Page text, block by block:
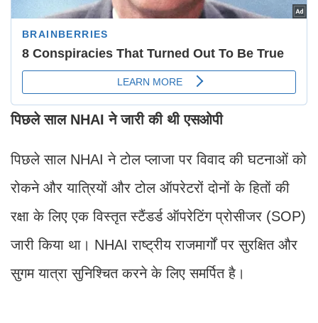
प‍िछले साल NHAI ने जारी की थी एसओपी
पिछले साल NHAI ने टोल प्लाजा पर विवाद की घटनाओं को
रोकने और यात्रियों और टोल ऑपरेटरों दोनों के हितों की
रक्षा के लिए एक विस्तृत स्‍टैंडर्ड ऑपरेटिंग प्रोसीजर (SOP)
जारी किया था। NHAI राष्ट्रीय राजमार्गों पर सुरक्षित और
सुगम यात्रा सुनिश्चित करने के लिए समर्पित है।